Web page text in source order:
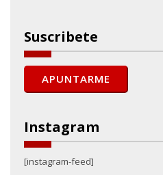
Suscribete
Instagram
[instagram-feed]